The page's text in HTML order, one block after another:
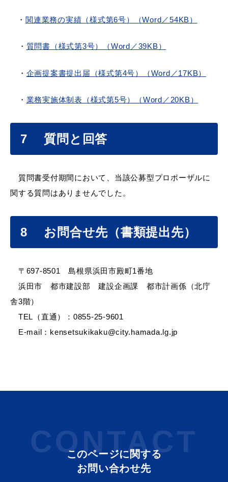
浜田市庁舎の
各課への
・ 関連業務の実績（様式第6号）（Word／54KB）
・ 質問書（様式第3号）（Word／39KB）
・ 企画提案書提出届（様式第4号）（Word／17KB）
・ 業務実施体制表（様式第5号）（Word／20KB）
7 質問と回答
質問書受付期間において、当該公募型プロポーザルに
関する質問はありませんでした。
8 お問合せ先（書類提出先）
〒697-8501 島根県浜田市殿町1番地
浜田市 都市建設部 建設企画課 都市計画係（北庁
舎3階）
TEL（直通）：0855-25-9601
E-mail：kensetsukikaku@city.hamada.lg.jp
CONTACT
このページに関する
お問い合わせ先